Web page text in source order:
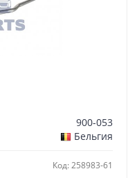
900-053
Бельгия
Код: 258983-61